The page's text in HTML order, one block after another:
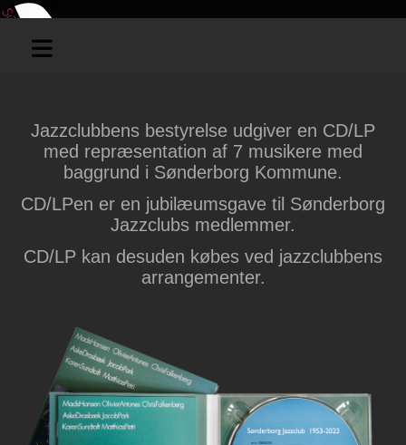
Jazzclubbens bestyrelse udgiver en CD/LP
med repræsentation af 7 musikere med
baggrund i Sønderborg Kommune.
CD/LPen er en jubilæumsgave til Sønderborg
Jazzclubs medlemmer.
CD/LP kan desuden købes ved jazzclubbens
arrangementer.